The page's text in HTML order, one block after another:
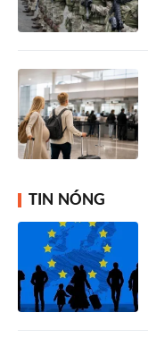
TIN NÓNG